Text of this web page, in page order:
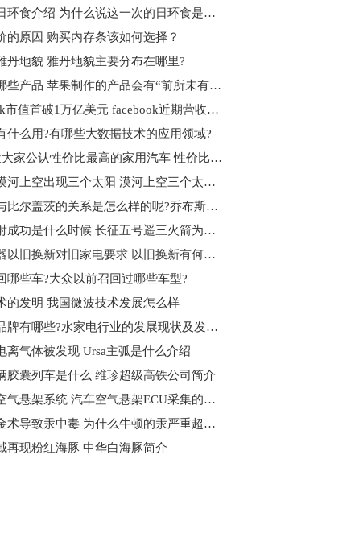
什么是日环食介绍 为什么说这一次的日环食是本世纪最美的呢?
的原因 购买内存条该如何选择？
丹地貌 雅丹地貌主要分布在哪里?
苹果有哪些产品 苹果制作的产品会有“前所未有的体验”为什么?
facebook市值首破1万亿美元 facebook近期营收状况如何?
什么用?有哪些大数据技术的应用领域?
介绍5款大家公认性价比最高的家用汽车 性价比高的车怎么选?
黑龙江漠河上空出现三个太阳 漠河上空三个太阳的成因分析
乔布斯与比尔盖茨的关系是怎么样的呢?乔布斯简介
胖五发射成功是什么时候 ​长征五号遥三火箭为什么叫胖五？
国美电器以旧换新对旧家电要求 以旧换新有何好处?
哪些车?大众以前召回过哪些车型?
的发明 我国微波技术发展怎么样
水家电品牌有哪些?水家电行业的发展现状及发展趋势是什么?
离气体被发现 Ursa主弧是什么介绍
胶囊列车是什么 维珍超级高铁公司简介
什么是空气悬架系统​ 汽车空气悬架ECU采集的主要信号是什么?
迷恋炼金术导致汞中毒 为什么牛顿的汞严重超标呢?
再现粉红海豚 ​中华白海豚简介